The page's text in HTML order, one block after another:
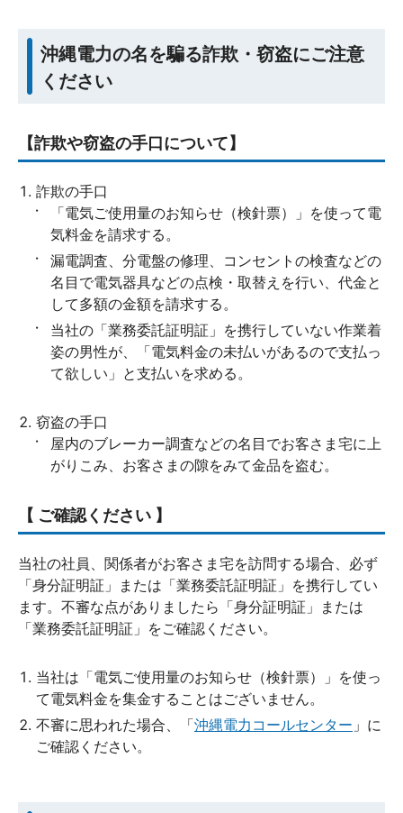
沖縄電力の名を騙る詐欺・窃盗にご注意
ください
【詐欺や窃盗の手口について】
詐欺の手口
「電気ご使用量のお知らせ（検針票）」を使って電
気料金を請求する。
漏電調査、分電盤の修理、コンセントの検査などの
名目で電気器具などの点検・取替えを行い、代金と
して多額の金額を請求する。
当社の「業務委託証明証」を携行していない作業着
姿の男性が、「電気料金の未払いがあるので支払っ
て欲しい」と支払いを求める。
窃盗の手口
屋内のブレーカー調査などの名目でお客さま宅に上
がりこみ、お客さまの隙をみて金品を盗む。
【 ご確認ください 】
当社の社員、関係者がお客さま宅を訪問する場合、必ず
「身分証明証」または「業務委託証明証」を携行してい
ます。不審な点がありましたら「身分証明証」または
「業務委託証明証」をご確認ください。
当社は「電気ご使用量のお知らせ（検針票）」を使っ
て電気料金を集金することはございません。
不審に思われた場合、「沖縄電力コールセンター 」に
ご確認ください。